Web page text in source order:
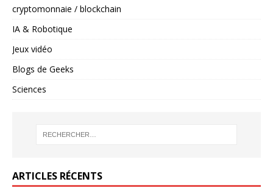
cryptomonnaie / blockchain
IA & Robotique
Jeux vidéo
Blogs de Geeks
Sciences
ARTICLES RÉCENTS